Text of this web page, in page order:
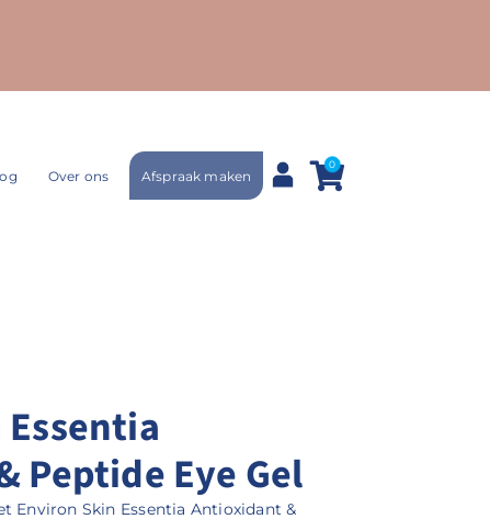
Over ons Afspraak maken
0
Peptide Eye Gel
Environ Skin Essentia Antioxidant &